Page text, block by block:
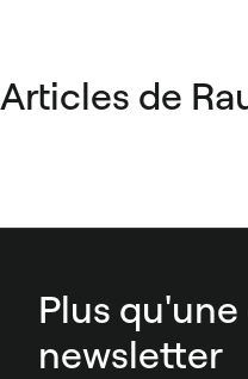
Articles de
Plus
newsletter